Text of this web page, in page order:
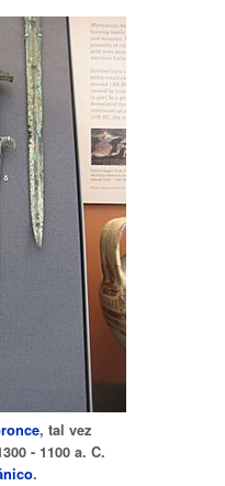
, tal vez
- 1100 a. C.
.